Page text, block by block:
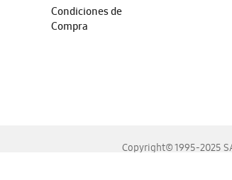
Condiciones de
Compra
Copyright© 1995-2025